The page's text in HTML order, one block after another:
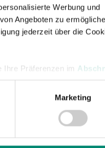
Werbung und
Angeboten zu
jederzeit über die
Ihre Präferenzen im
Verwendung unserer
Marketing